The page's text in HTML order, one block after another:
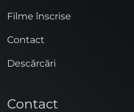
Filme înscrise
Contact
Descărcări
Contact